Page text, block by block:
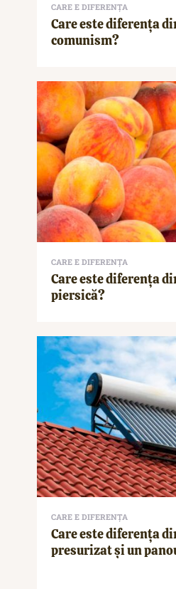
CARE E DIFERENȚA
Care este diferența
comunism?
CARE E DIFERENȚA
Care este diferența
piersică?
CARE E DIFERENȚA
Care este diferența
presurizat și un